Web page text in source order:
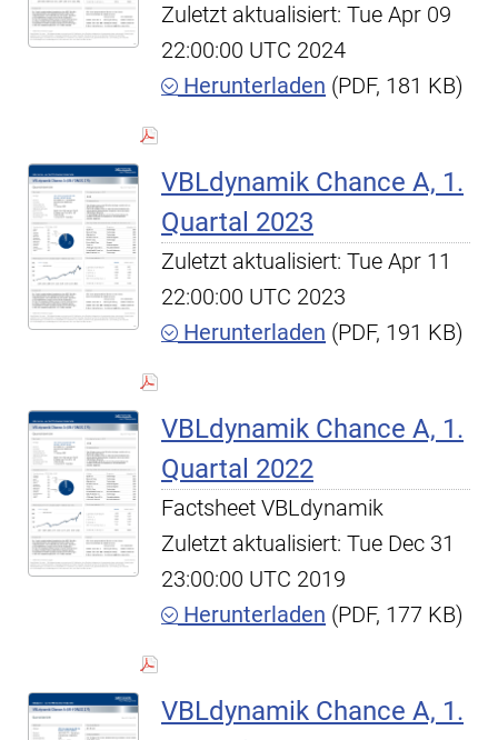
Zuletzt aktualisiert: Tue Apr 09
22:00:00 UTC 2024
Herunterladen (PDF, 181 KB)
VBLdynamik Chance A, 1.
Quartal 2023
Zuletzt aktualisiert: Tue Apr 11
22:00:00 UTC 2023
Herunterladen (PDF, 191 KB)
VBLdynamik Chance A, 1.
Quartal 2022
Factsheet VBLdynamik
Zuletzt aktualisiert: Tue Dec 31
23:00:00 UTC 2019
Herunterladen (PDF, 177 KB)
VBLdynamik Chance A, 1.